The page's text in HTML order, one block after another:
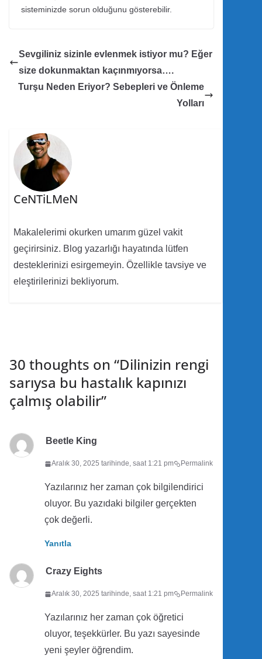
sisteminizde sorun olduğunu gösterebilir.
Sevgiliniz sizinle evlenmek istiyor mu? Eğer
size dokunmaktan kaçınmıyorsa….
Turşu Neden Eriyor? Sebepleri ve Önleme
Yolları
CeNTiLMeN
Makalelerimi okurken umarım güzel vakit
geçirirsiniz. Blog yazarlığı hayatında lütfen
desteklerinizi esirgemeyin. Özellikle tavsiye ve
eleştirilerinizi bekliyorum.
30 thoughts on “Dilinizin rengi
sarıysa bu hastalık kapınızı
çalmış olabilir”
Beetle King
Aralık 30, 2025 tarihinde, saat 1:21 pm Permalink
Yazılarınız her zaman çok bilgilendirici
oluyor. Bu yazıdaki bilgiler gerçekten
çok değerli.
Yanıtla
Crazy Eights
Aralık 30, 2025 tarihinde, saat 1:21 pm Permalink
Yazılarınız her zaman çok öğretici
oluyor, teşekkürler. Bu yazı sayesinde
yeni şeyler öğrendim.